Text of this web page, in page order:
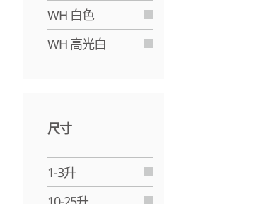
WH 白色
WH 高光白
尺寸
1-3升